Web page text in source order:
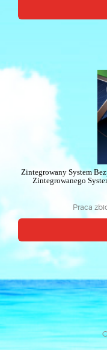
Zintegrowany System
Zintegrowanego
Praca